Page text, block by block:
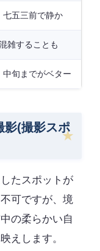
七五三前で静か
雑することも
中旬までがベター
影(撮影スポ
たスポットが
可ですが、境
の柔らかい自
えします。